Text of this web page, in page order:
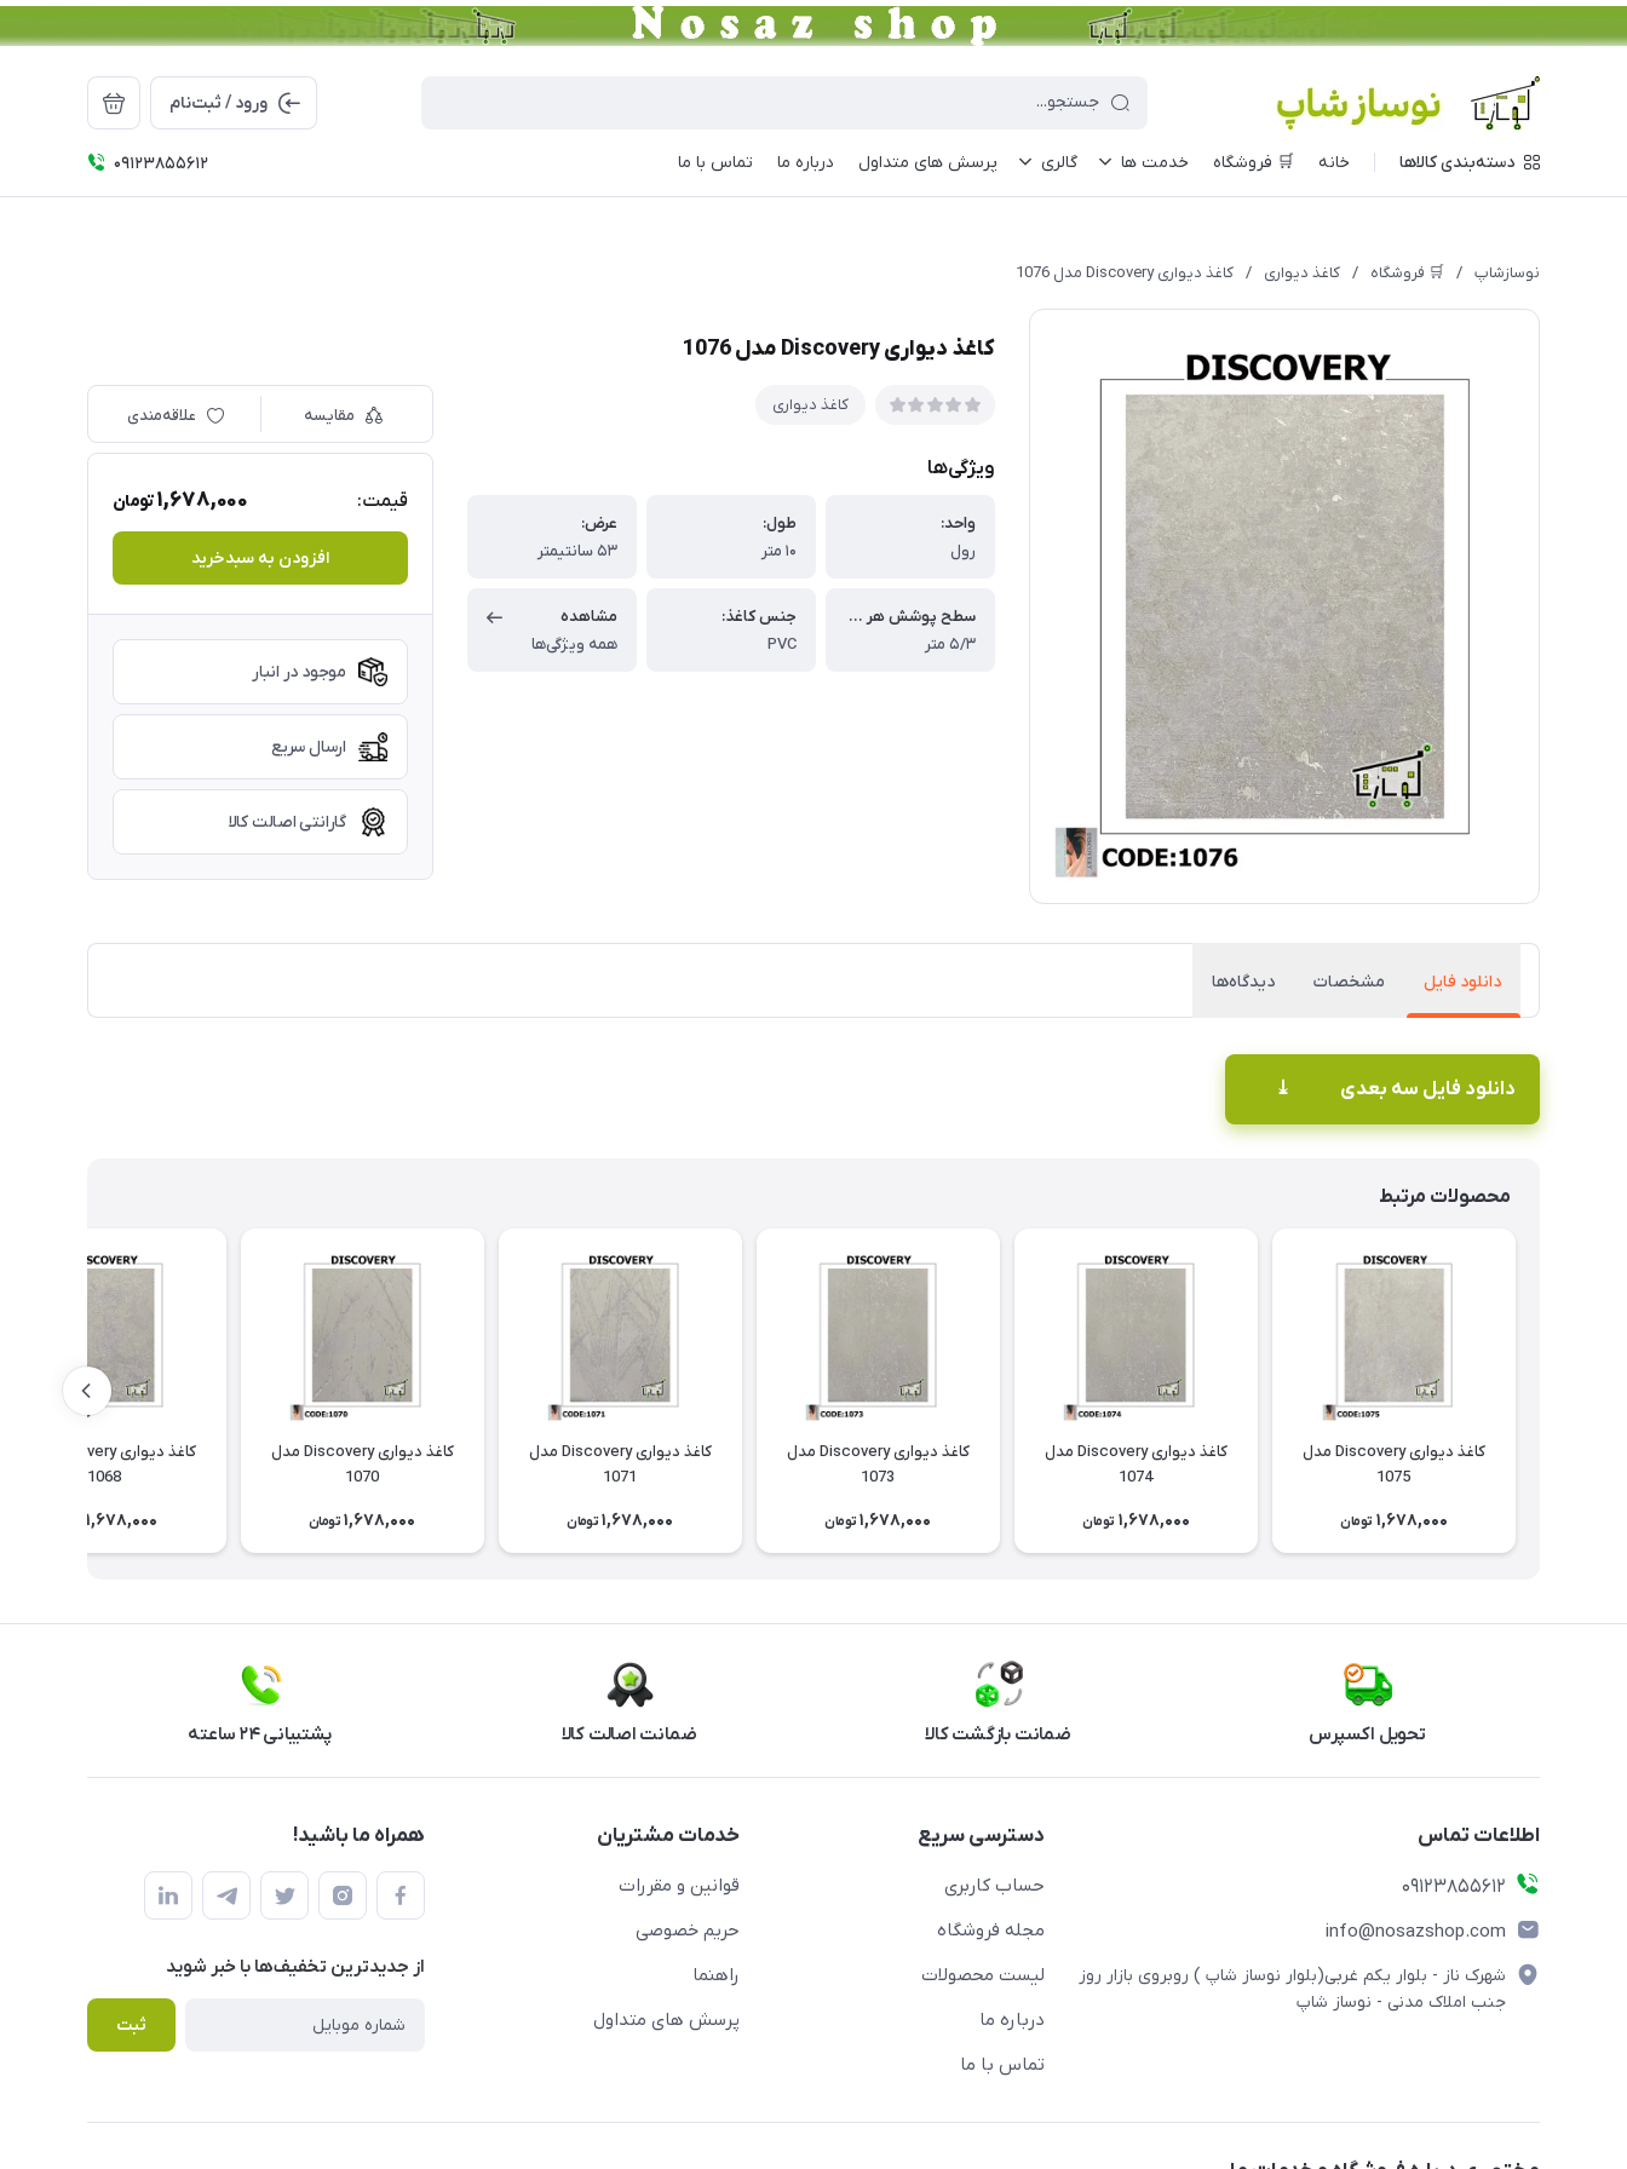
ورود / ثبت‌نام
دسته‌بندی کالاها خانه 🛒 فروشگاه خدمت ها گالری پرسش های متداول درباره ما تماس با ما 09123855612
نوسازشاپ / 🛒 فروشگاه / کاغذ دیواری / کاغذ دیواری Discovery مدل 1076
کاغذ دیواری Discovery مدل 1076
کاغذ دیواری
ویژگی‌ها
واحد:
رول
طول:
۱۰ متر
عرض:
۵۳ سانتیمتر
سطح پوشش هر رول:
۵/۳ متر
جنس کاغذ:
PVC
مشاهده
همه ویژگی‌ها
مقایسه علاقه‌مندی
قیمت: 1,678,000تومان
افزودن به سبدخرید
موجود در انبار
ارسال سریع
گارانتی اصالت کالا
دانلود فایل مشخصات دیدگاه‌ها
دانلود فایل سه بعدی ⤓
محصولات مرتبط
کاغذ دیواری Discovery مدل
1075
1,678,000 تومان
کاغذ دیواری Discovery مدل
1074
1,678,000 تومان
کاغذ دیواری Discovery مدل
1073
1,678,000 تومان
کاغذ دیواری Discovery مدل
1071
1,678,000 تومان
کاغذ دیواری Discovery مدل
1070
1,678,000 تومان
1068
1,678,000
تحویل اکسپرس ضمانت بازگشت کالا ضمانت اصالت کالا پشتیبانی ۲۴ ساعته
اطلاعات تماس
09123855612
info@nosazshop.com
شهرک ناز - بلوار یکم غربی(بلوار نوساز شاپ ) روبروی بازار روز
جنب املاک مدنی - نوساز شاپ
دسترسی سریع
حساب کاربری
مجله فروشگاه
لیست محصولات
درباره ما
تماس با ما
خدمات مشتریان
قوانین و مقررات
حریم خصوصی
راهنما
پرسش های متداول
همراه ما باشید!
از جدید‌ترین تخفیف‌ها با‌ خبر شوید
ثبت